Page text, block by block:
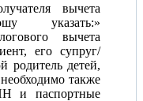
вычета
указать:»
вычета
его супруг/
родитель детей,
также
и паспортные